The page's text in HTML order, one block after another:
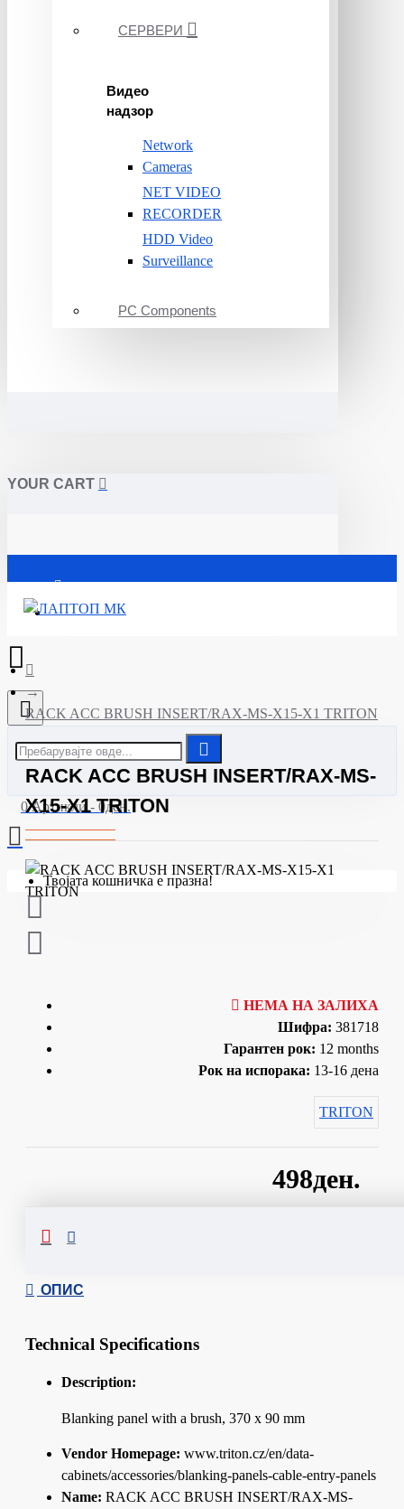
СЕРВЕРИ
Видео
надзор
Network
Cameras
NET VIDEO
RECORDER
HDD Video
Surveillance
PC Components
YOUR CART
Почетна
0 Артикли - 0ден.
Твојата кошничка е празна!
RACK ACC BRUSH INSERT/RAX-MS-X15-X1 TRITON
RACK ACC BRUSH INSERT/RAX-MS-
X15-X1 TRITON
498ден.
НЕМА НА ЗАЛИХА
Шифра: 381718
Гарантен рок: 12 months
Рок на испорака: 13-16 дена
TRITON
ОПИС
Technical Specifications
Description:
Blanking panel with a brush, 370 x 90 mm
Vendor Homepage: www.triton.cz/en/data-
cabinets/accessories/blanking-panels-cable-entry-panels
Name: RACK ACC BRUSH INSERT/RAX-MS-